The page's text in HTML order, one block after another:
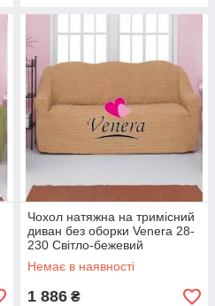
Чохол натяжна на тримісний
диван без оборки Venera 28-
230 Світло-бежевий
Немає в наявності
1 886 ₴